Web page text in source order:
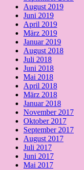
August 2019
Juni 2019
April 2019
März 2019
Januar 2019
August 2018
Juli 2018
Juni 2018
Mai 2018
April 2018
März 2018
Januar 2018
November 2017
Oktober 2017
September 2017
August 2017
Juli 2017
Juni 2017
Mai 2017